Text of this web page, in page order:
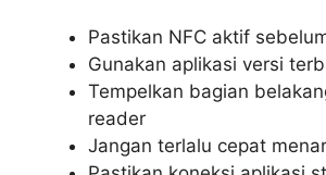
Pastikan NFC aktif
Gunakan aplikasi versi
Tempelkan bagian
reader
Jangan terlalu cepat